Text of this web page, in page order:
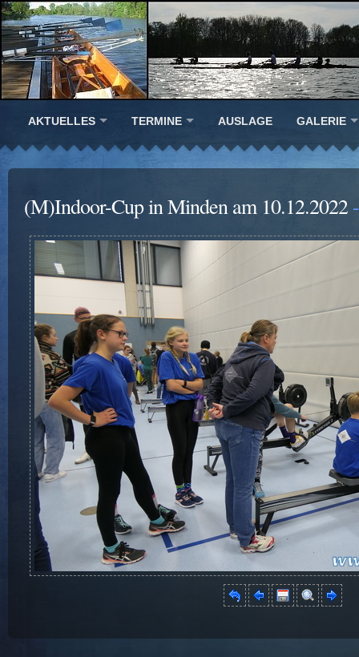
AKTUELLES TERMINE AUSLAGE GALERIE
(M)Indoor-Cup in Minden am 10.12.2022-